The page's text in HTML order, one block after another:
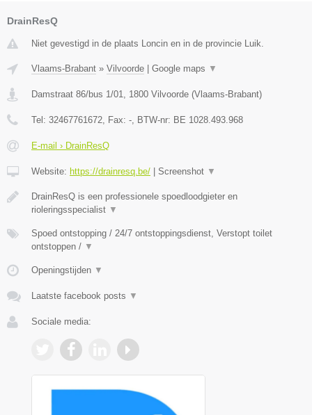
DrainResQ
Niet gevestigd in de plaats Loncin en in de provincie Luik.
Vlaams-Brabant » Vilvoorde | Google maps ▼
Damstraat 86/bus 1/01 1800 Vilvoorde (Vlaams-Brabant)
Tel: 32467761672 , Fax: - , BTW-nr: BE 1028.493.968
E-mail › DrainResQ
Website: https://drainresq.be/ | Screenshot ▼
DrainResQ is een professionele spoedloodgieter en
rioleringsspecialist ▼
Spoed ontstopping / 24/7 ontstoppingsdienst, Verstopt toilet
ontstoppen / ▼
Openingstijden ▼
Laatste facebook posts ▼
Sociale media: